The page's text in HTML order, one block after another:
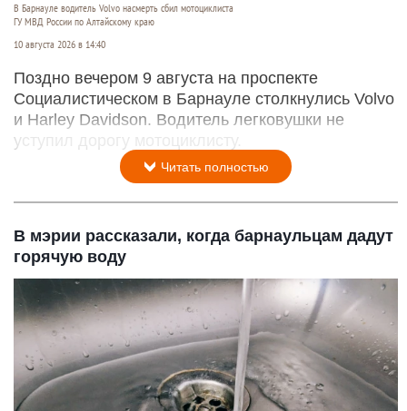
В Барнауле водитель Volvo насмерть сбил мотоциклиста
ГУ МВД России по Алтайскому краю
10 августа 2026 в 14:40
Поздно вечером 9 августа на проспекте
Социалистическом в Барнауле столкнулись Volvo
и Harley Davidson. Водитель легковушки не
уступил дорогу мотоциклисту.
Читать полностью
В мэрии рассказали, когда барнаульцам дадут
горячую воду